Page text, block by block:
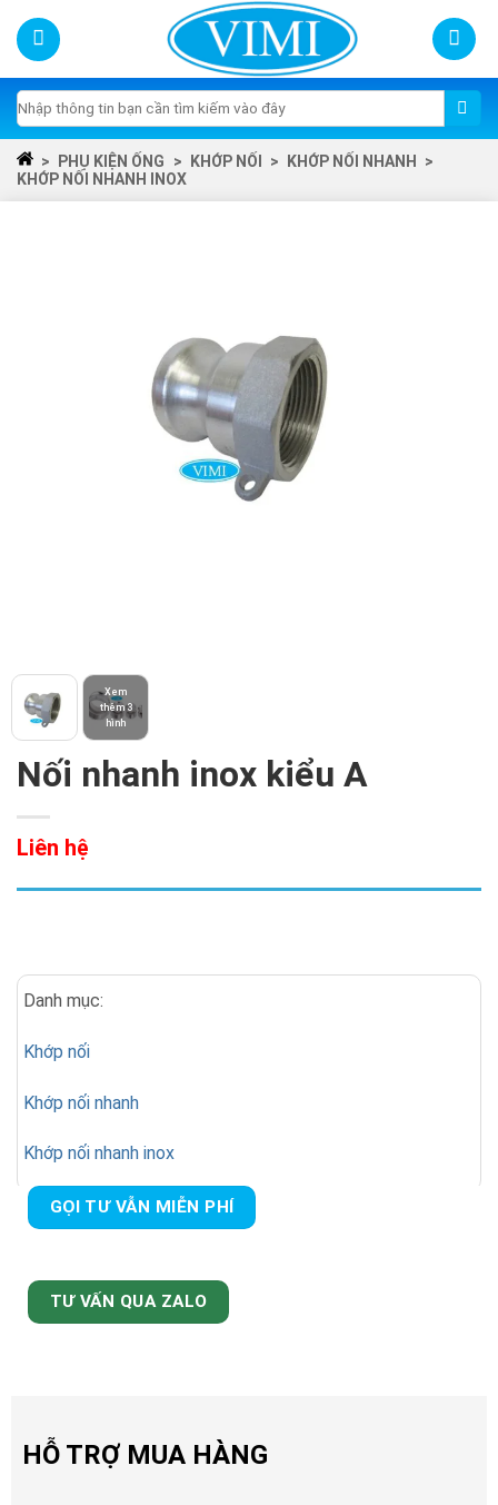
Skip
content
Tìm
kiếm:
> PHỤ KIỆN ỐNG > KHỚP NỐI > KHỚP NỐI NHANH
>
KHỚP NỐI NHANH INOX
Xem
thêm 3
hình
Nối nhanh inox kiểu A
Liên hệ
Danh mục:
Khớp nối
Khớp nối nhanh
Khớp nối nhanh inox
GỌI TƯ VẪN MIỄN PHÍ
TƯ VẤN QUA ZALO
HỖ TRỢ MUA HÀNG